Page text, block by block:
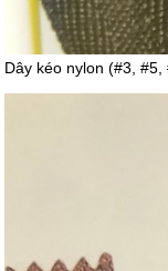
Dây kéo nylon (#3, #5,